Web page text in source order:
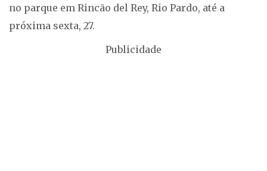
no parque em Rincão del Rey, Rio Pardo, até a
próxima sexta, 27.
Publicidade